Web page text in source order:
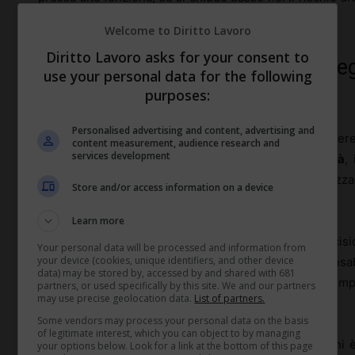
Introdurre soglie decisionali,
responsabilità esplicite
Per accelerare le scelte strategiche non basta
ridisegnare il sistema di
responsabilità
cosa, entro quali limiti e con quali vincoli. Le
Una leva potente sono le soglie decisionali . Per
rischio, la scelta è demandata al team o al
approvazione. Sopra quella soglia, si sale di livello.
a tutti e applicate con coerenza.
La responsabilità deve essere altrettanto esplicita: chi è
Welcome to Diritto Lavoro
Diritto Lavoro asks for your consent to
use your personal data for the following
purposes:
Personalised advertising and content, advertising and
content measurement, audience research and
services development
Store and/or access information on a device
Learn more
Your personal data will be processed and information from
your device (cookies, unique identifiers, and other device
data) may be stored by, accessed by and shared with 681
partners, or used specifically by this site. We and our partners
may use precise geolocation data. List of partners.
Some vendors may process your personal data on the basis
of legitimate interest, which you can object to by managing
your options below. Look for a link at the bottom of this page